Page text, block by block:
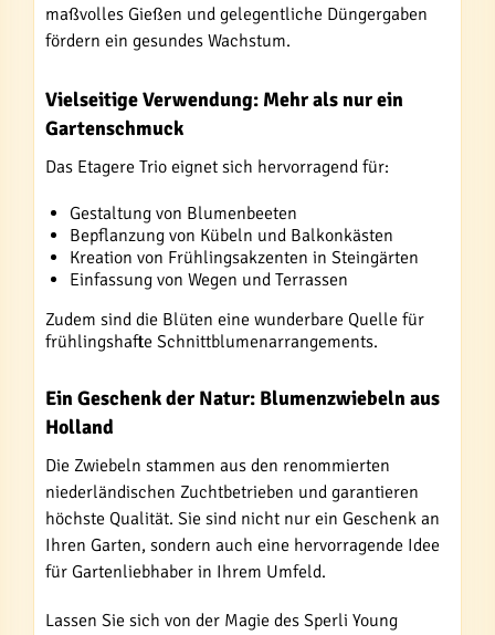
maßvolles Gießen und gelegentliche Düngergaben
fördern ein gesundes Wachstum.
Vielseitige Verwendung: Mehr als nur ein
Gartenschmuck
Das Etagere Trio eignet sich hervorragend für:
Gestaltung von Blumenbeeten
Bepflanzung von Kübeln und Balkonkästen
Kreation von Frühlingsakzenten in Steingärten
Einfassung von Wegen und Terrassen
Zudem sind die Blüten eine wunderbare Quelle für
frühlingshafte Schnittblumenarrangements.
Ein Geschenk der Natur: Blumenzwiebeln aus
Holland
Die Zwiebeln stammen aus den renommierten
niederländischen Zuchtbetrieben und garantieren
höchste Qualität. Sie sind nicht nur ein Geschenk an
Ihren Garten, sondern auch eine hervorragende Idee
für Gartenliebhaber in Ihrem Umfeld.
Lassen Sie sich von der Magie des Sperli Young